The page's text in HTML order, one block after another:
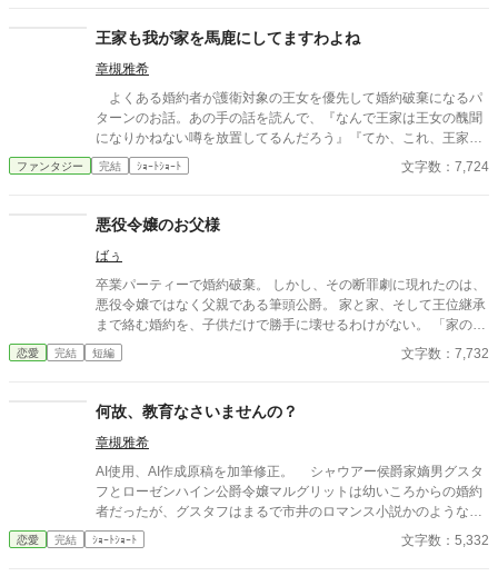
ブストーリーです。
王家も我が家を馬鹿にしてますわよね
章槻雅希
よくある婚約者が護衛対象の王女を優先して婚約破棄になるパ
ターンのお話。あの手の話を読んで、『なんで王家は王女の醜聞
になりかねない噂を放置してるんだろう』『てか、これ、王家が
婚約者の家蔑ろにしてるよね？』と思った結果できた話。ひそか
なサブタイは『うちも王家を馬鹿にしてますけど』かもしれませ
稿、自サイトにも掲載しています。
ファンタジー 完結 ｼｮｰﾄｼｮｰﾄ 文字数：7,724
悪役令嬢のお父様
ばぅ
卒業パーティーで婚約破棄。 しかし、その断罪劇に現れたのは、
悪役令嬢ではなく父親である筆頭公爵。 家と家、そして王位継承
まで絡む婚約を、子供だけで勝手に壊せるわけがない。 「家の話
であれば、私を通していただこうか」 その一言で、恋に酔った王
太子の“物語”は終わりを告げて――！？ これは、婚約破棄を現実
話。
恋愛 完結 短編 文字数：7,732
何故、教育なさいませんの？
章槻雅希
AI使用、AI作成原稿を加筆修正。 シャウアー侯爵家嫡男グスタ
フとローゼンハイン公爵令嬢マルグリットは幼いころからの婚約
者だったが、グスタフはまるで市井のロマンス小説かのような、
平民女性との恋に落ちる。これまた物語のように婚約破棄を告げ
ようとするが、マルグリットは至って冷静に現実を突きつけるの
恋愛 完結 ｼｮｰﾄｼｮｰﾄ 文字数：5,332